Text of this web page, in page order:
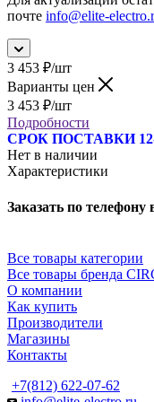
почте info@elite-
3 453 ₽/шт
Варианты цен
3 453 ₽/шт
Подробности
СРОК ПОСТАВКИ
Нет в наличии
Характеристики
Заказать по
Все товары категории
Все товары бренда
О компании
Как купить
Производители
Магазины
Контакты
+7(812) 622-07-62